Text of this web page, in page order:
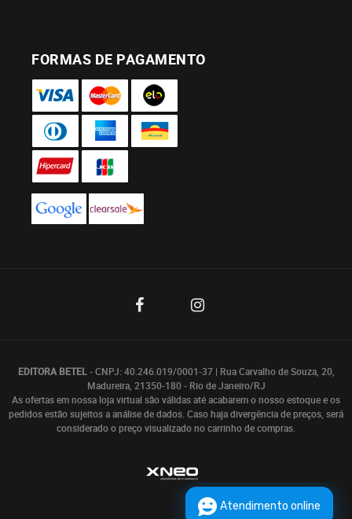
FORMAS DE PAGAMENTO
EDITORA BETEL- CNPJ: 40.246.019/0001-37 | Rua Carvalho de Souza, 20,
Madureira, 21350-180 - Rio de Janeiro/RJ
As ofertas em nossa loja virtual são válidas até acabarem o nosso estoque e os
pedidos estão sujeitos a análise de dados. Caso haja divergência de preços, será
considerado o preço visualizado no carrinho de compras.